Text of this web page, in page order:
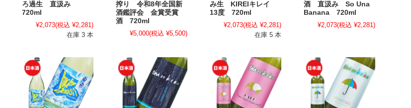
ろ過生 直汲み
720ml
¥2,073(税込 ¥2,281)
在庫 3 本
搾り 令和8年全国新
酒鑑評会 金賞受賞
酒 720ml
¥5,000(税込 ¥5,500)
み生 KIREIキレイ
13度 720ml
¥2,073(税込 ¥2,281)
在庫 5 本
酒 直汲み So Una
Banana 720ml
¥2,073(税込 ¥2,281)